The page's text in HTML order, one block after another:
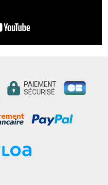
PAIEMENT
SÉCURISÉ